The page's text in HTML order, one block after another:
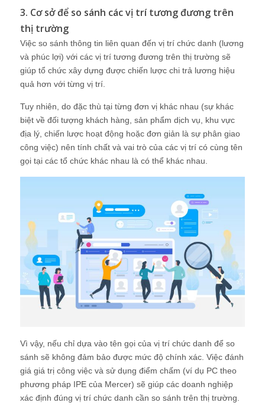
3. Cơ sở để so sánh các vị trí tương đương trên
thị trường
Việc so sánh thông tin liên quan đến vị trí chức danh (lương
và phúc lợi) với các vị trí tương đương trên thị trường sẽ
giúp tổ chức xây dựng được chiến lược chi trả lương hiệu
quả hơn với từng vị trí.
Tuy nhiên, do đặc thù tại từng đơn vị khác nhau (sự khác
biệt về đối tượng khách hàng, sản phẩm dịch vụ, khu vực
địa lý, chiến lược hoạt động hoặc đơn giản là sự phân giao
công việc) nên tính chất và vai trò của các vị trí có cùng tên
gọi tại các tổ chức khác nhau là có thể khác nhau.
Vì vậy, nếu chỉ dựa vào tên gọi của vị trí chức danh để so
sánh sẽ không đảm bảo được mức độ chính xác. Việc đánh
giá giá trị công việc và sử dụng điểm chấm (ví dụ PC theo
phương pháp IPE của Mercer) sẽ giúp các doanh nghiệp
xác định đúng vị trí chức danh cần so sánh trên thị trường.